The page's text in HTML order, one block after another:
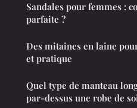
Sandales pour femmes :
parfaite ?
Des mitaines en laine
et pratique
Quel type de manteau
par-dessus une robe de